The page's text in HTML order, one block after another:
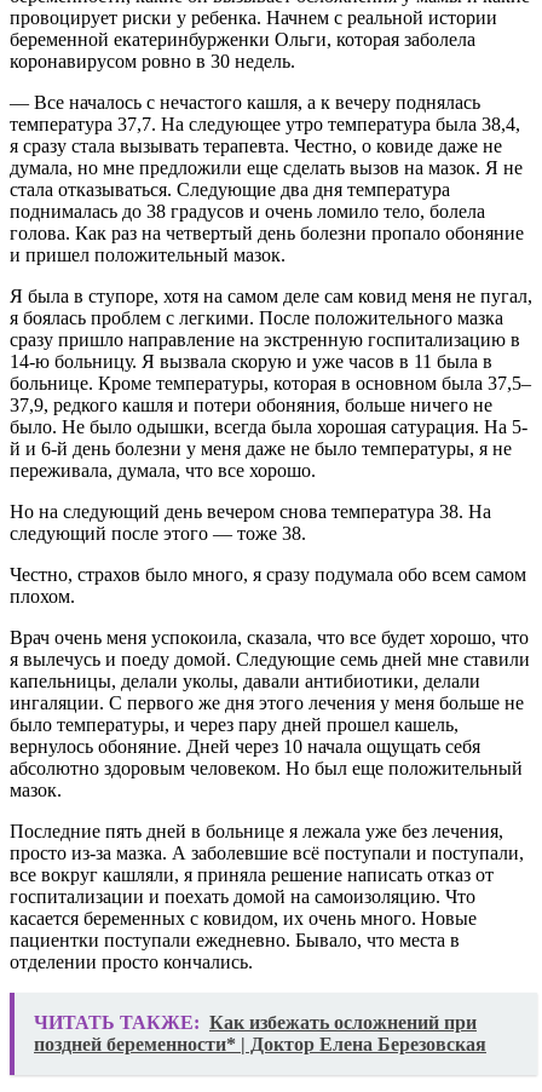
провоцирует риски у ребенка. Начнем с реальной истории
беременной екатеринбурженки Ольги, которая заболела
коронавирусом ровно в 30 недель.
— Все началось с нечастого кашля, а к вечеру поднялась
температура 37,7. На следующее утро температура была 38,4,
я сразу стала вызывать терапевта. Честно, о ковиде даже не
думала, но мне предложили еще сделать вызов на мазок. Я не
стала отказываться. Следующие два дня температура
поднималась до 38 градусов и очень ломило тело, болела
голова. Как раз на четвертый день болезни пропало обоняние
и пришел положительный мазок.
Я была в ступоре, хотя на самом деле сам ковид меня не пугал,
я боялась проблем с легкими. После положительного мазка
сразу пришло направление на экстренную госпитализацию в
14-ю больницу. Я вызвала скорую и уже часов в 11 была в
больнице. Кроме температуры, которая в основном была 37,5–
37,9, редкого кашля и потери обоняния, больше ничего не
было. Не было одышки, всегда была хорошая сатурация. На 5-
й и 6-й день болезни у меня даже не было температуры, я не
переживала, думала, что все хорошо.
Но на следующий день вечером снова температура 38. На
следующий после этого — тоже 38.
Честно, страхов было много, я сразу подумала обо всем самом
плохом.
Врач очень меня успокоила, сказала, что все будет хорошо, что
я вылечусь и поеду домой. Следующие семь дней мне ставили
капельницы, делали уколы, давали антибиотики, делали
ингаляции. С первого же дня этого лечения у меня больше не
было температуры, и через пару дней прошел кашель,
вернулось обоняние. Дней через 10 начала ощущать себя
абсолютно здоровым человеком. Но был еще положительный
мазок.
Последние пять дней в больнице я лежала уже без лечения,
просто из-за мазка. А заболевшие всё поступали и поступали,
все вокруг кашляли, я приняла решение написать отказ от
госпитализации и поехать домой на самоизоляцию. Что
касается беременных с ковидом, их очень много. Новые
пациентки поступали ежедневно. Бывало, что места в
отделении просто кончались.
ЧИТАТЬ ТАКЖЕ: Как избежать осложнений при
поздней беременности* | Доктор Елена Березовская